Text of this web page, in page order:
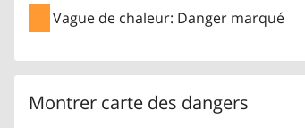
Vague de chaleur: Danger marqué
Montrer carte des dangers